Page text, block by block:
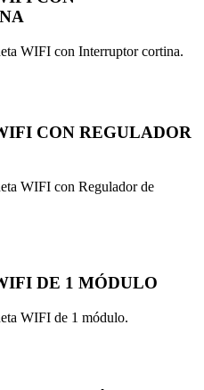
WIFI con Interruptor cortina.
CON REGULADOR
WIFI con Regulador de
DE 1 MÓDULO
WIFI de 1 módulo.